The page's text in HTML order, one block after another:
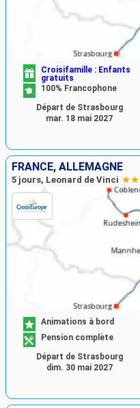
Croisifamille : Enfants
gratuits
100% Francophone
Départ de Strasbourg
mar. 18 mai 2027
FRANCE, ALLEMAGNE
5 jours, Leonard de Vinci
Animations à bord
Pension complète
Départ de Strasbourg
dim. 30 mai 2027